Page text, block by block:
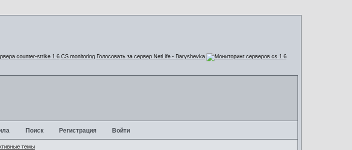
counter-strike 1.6 CS monitoring Голосовать за сервер NetLife - Baryshevka
Поиск Регистрация Войти
темы